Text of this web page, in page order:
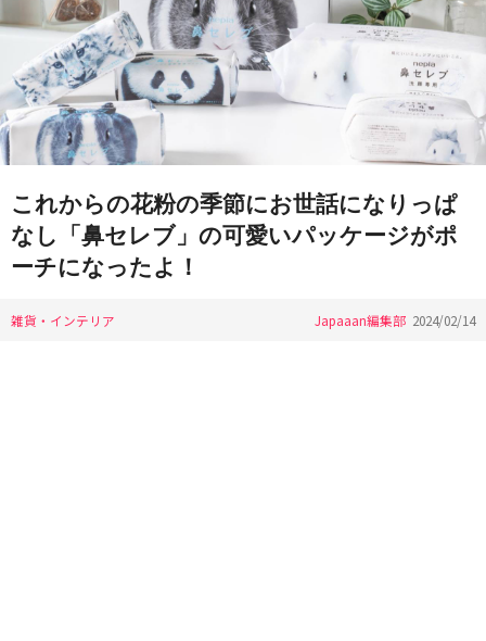
これからの花粉の季節にお世話になりっぱ
なし「鼻セレブ」の可愛いパッケージがポ
ーチになったよ！
雑貨・インテリア Japaaan編集部 2024/02/14